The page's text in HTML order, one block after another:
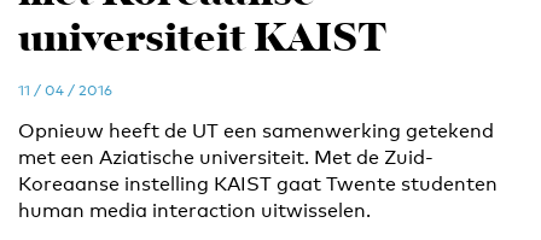
universiteit KAIST
11 / 04 / 2016
Opnieuw heeft de UT een samenwerking getekend
met een Aziatische universiteit. Met de Zuid-
Koreaanse instelling KAIST gaat Twente studenten
human media interaction uitwisselen.